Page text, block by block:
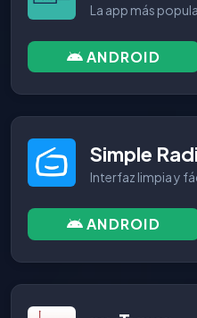
La app más
ANDROID
Simple
Interfaz limpia y
ANDROID